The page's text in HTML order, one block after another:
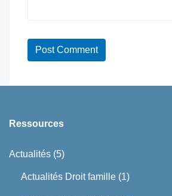
Ressources
Actualités (5)
Actualités Droit famille (1)